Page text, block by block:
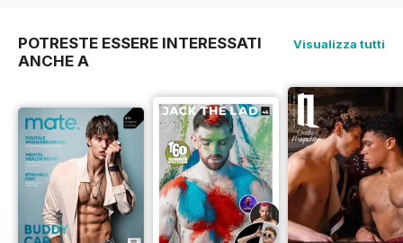
POTRESTE ESSERE INTERESSATI
ANCHE A
Visualizza tutti